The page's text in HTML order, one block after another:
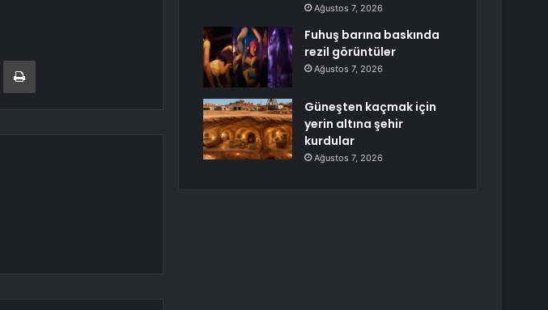
E-Posta ile paylaş Yazdır
Ağustos 7, 2026
Fuhuş barına baskında
rezil görüntüler
Ağustos 7, 2026
Güneşten kaçmak için
yerin altına şehir
kurdular
Ağustos 7, 2026